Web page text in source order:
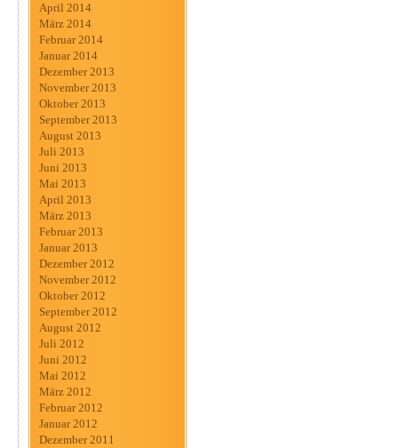
April 2014
März 2014
Februar 2014
Januar 2014
Dezember 2013
November 2013
Oktober 2013
September 2013
August 2013
Juli 2013
Juni 2013
Mai 2013
April 2013
März 2013
Februar 2013
Januar 2013
Dezember 2012
November 2012
Oktober 2012
September 2012
August 2012
Juli 2012
Juni 2012
Mai 2012
März 2012
Februar 2012
Januar 2012
Dezember 2011